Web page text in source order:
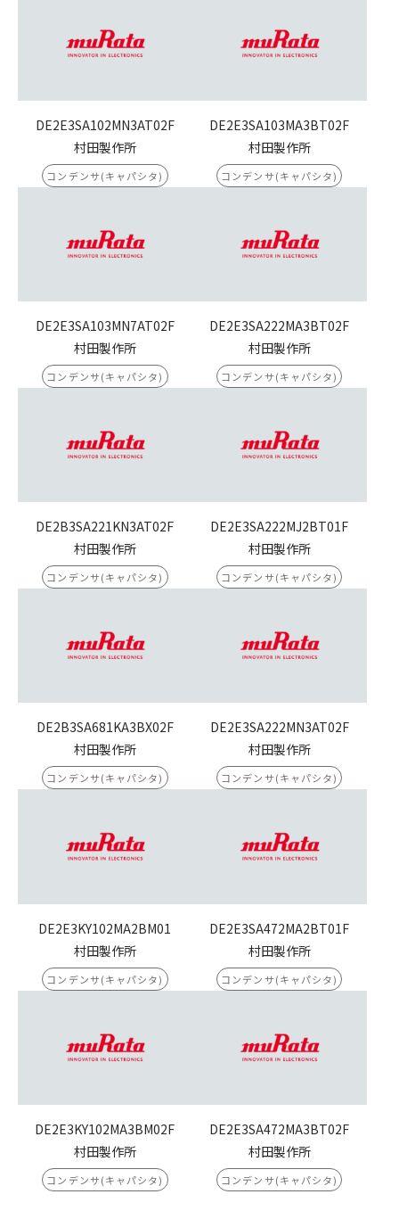
DE2E3SA102MN3AT02F
村田製作所
コンデンサ(キャパシタ)
DE2E3SA103MA3BT02F
村田製作所
コンデンサ(キャパシタ)
DE2E3SA103MN7AT02F
村田製作所
コンデンサ(キャパシタ)
DE2E3SA222MA3BT02F
村田製作所
コンデンサ(キャパシタ)
DE2B3SA221KN3AT02F
村田製作所
コンデンサ(キャパシタ)
DE2E3SA222MJ2BT01F
村田製作所
コンデンサ(キャパシタ)
DE2B3SA681KA3BX02F
村田製作所
コンデンサ(キャパシタ)
DE2E3SA222MN3AT02F
村田製作所
コンデンサ(キャパシタ)
DE2E3KY102MA2BM01
村田製作所
コンデンサ(キャパシタ)
DE2E3SA472MA2BT01F
村田製作所
コンデンサ(キャパシタ)
DE2E3KY102MA3BM02F
村田製作所
コンデンサ(キャパシタ)
DE2E3SA472MA3BT02F
村田製作所
コンデンサ(キャパシタ)